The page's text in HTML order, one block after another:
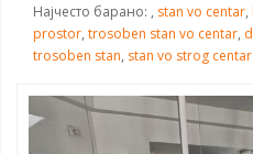
Најчесто барано: , stan vo centar,
prostor, trosoben stan vo centar,
trosoben stan, stan vo strog centar